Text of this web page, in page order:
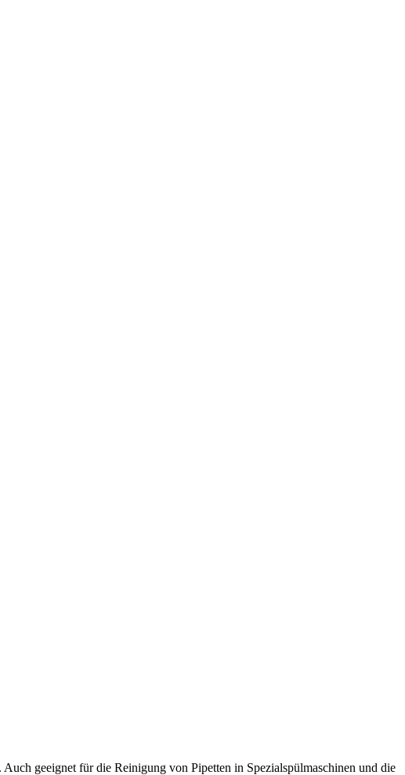
geeignet für die Reinigung von Pipetten in Spezialspülmaschinen und die